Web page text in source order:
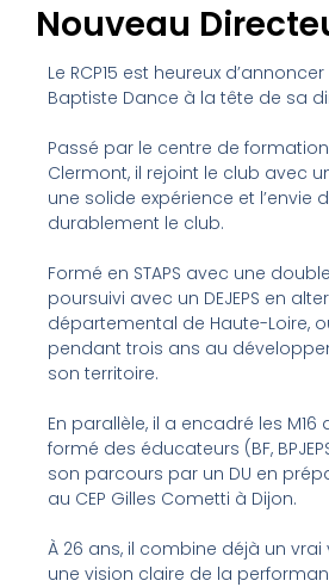
Nouveau
Le RCP15 est heureux
Baptiste Dance à la tête de sa
Passé par le centre de formation
Clermont, il rejoint le club avec
une solide expérience et l’envie
durablement le club.
Formé en STAPS avec une
poursuivi avec un DEJEPS en
départemental de Haute-Loire,
pendant trois ans au
son territoire.
En parallèle, il a encadré les M16
formé des éducateurs (BF,
son parcours par un DU en
au CEP Gilles Cometti à Dijon.
À 26 ans, il combine déjà un
une vision claire de la